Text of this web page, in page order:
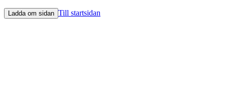
Ladda om sidan Till startsidan